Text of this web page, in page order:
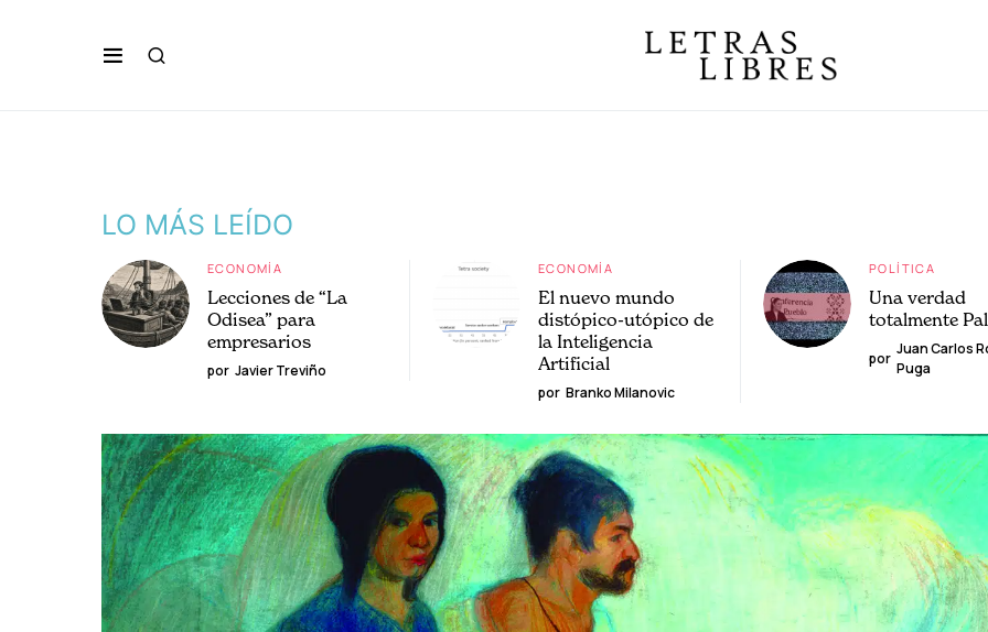
LO MÁS LEÍDO
ECONOMÍA
Lecciones de “La
Odisea” para
empresarios
por Javier Treviño
ECONOMÍA
El nuevo mundo
distópico-utópico de
la Inteligencia
Artificial
por Branko Milanovic
POLÍTICA
Una verdad
totalmente
por
Juan Carlos
Puga